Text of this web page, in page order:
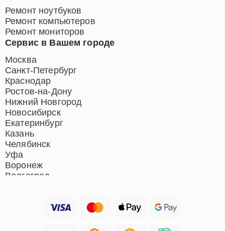
Сервис в Вашем городе
Москва
Санкт-Петербург
Краснодар
Ростов-на-Дону
Нижний Новгород
Новосибирск
Екатеринбург
Казань
Челябинск
Уфа
Воронеж
Волгоград
Ремонт ноутбуков
Ремонт компьютеров
Ремонт мониторов